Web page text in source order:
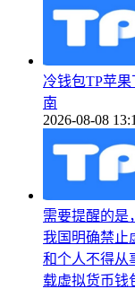
冷钱包TP苹
南
2026-08-08
需要提醒的是
我国明确禁止
和个人不得从
载虚拟货币钱